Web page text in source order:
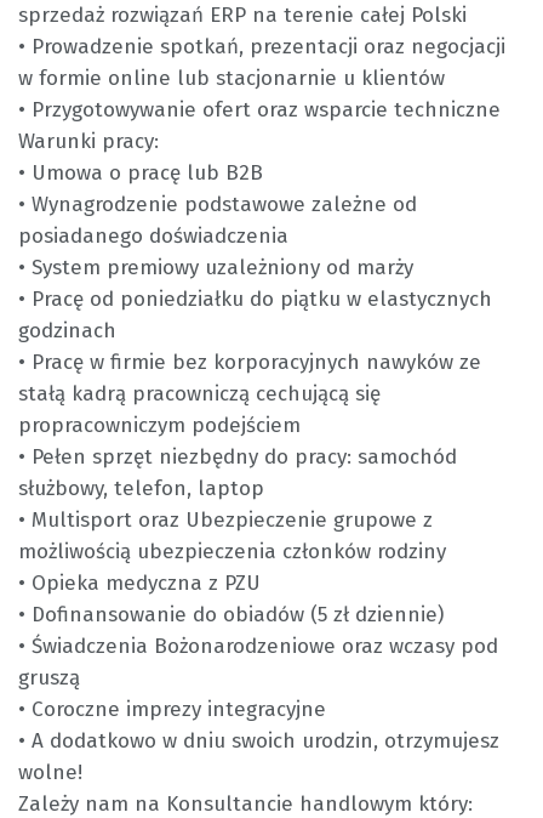
sprzedaż rozwiązań ERP na terenie całej Polski
• Prowadzenie spotkań, prezentacji oraz negocjacji
w formie online lub stacjonarnie u klientów
• Przygotowywanie ofert oraz wsparcie techniczne
Warunki pracy:
• Umowa o pracę lub B2B
• Wynagrodzenie podstawowe zależne od
posiadanego doświadczenia
• System premiowy uzależniony od marży
• Pracę od poniedziałku do piątku w elastycznych
godzinach
• Pracę w firmie bez korporacyjnych nawyków ze
stałą kadrą pracowniczą cechującą się
propracowniczym podejściem
• Pełen sprzęt niezbędny do pracy: samochód
służbowy, telefon, laptop
• Multisport oraz Ubezpieczenie grupowe z
możliwością ubezpieczenia członków rodziny
• Opieka medyczna z PZU
• Dofinansowanie do obiadów (5 zł dziennie)
• Świadczenia Bożonarodzeniowe oraz wczasy pod
gruszą
• Coroczne imprezy integracyjne
• A dodatkowo w dniu swoich urodzin, otrzymujesz
wolne!
Zależy nam na Konsultancie handlowym który: